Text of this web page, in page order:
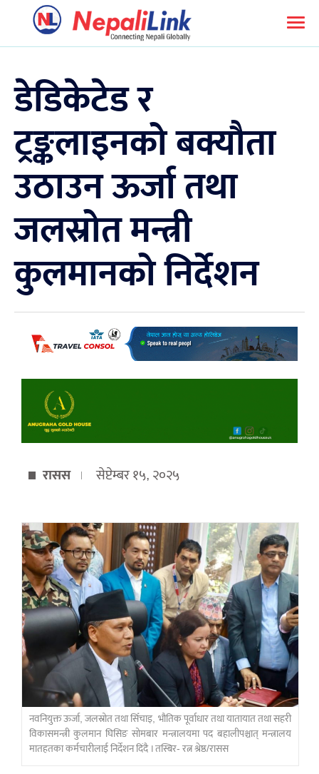
डेडिकेटेड र
ट्रङ्कलाइनको बक्यौता
उठाउन ऊर्जा तथा
जलस्रोत मन्त्री
कुलमानको निर्देशन
रासस सेप्टेम्बर १५, २०२५
नवनियुक्त ऊर्जा, जलस्रोत तथा सिँचाइ, भौतिक पूर्वाधार तथा यातायात तथा सहरी
विकासमन्त्री कुलमान घिसिङ सोमबार मन्त्रालयमा पद बहालीपश्चात् मन्त्रालय
मातहतका कर्मचारीलाई निर्देशन दिंदै । तस्बिर- रत्न श्रेष्ठ/रासस